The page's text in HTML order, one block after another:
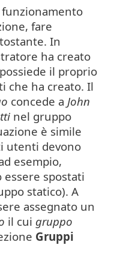
fare
In
ha creato
il proprio
che ha creato. Il
concede a John
nel gruppo
è simile
utenti devono
esempio,
spostati
statico). A
assegnato un
il cui gruppo
Gruppi